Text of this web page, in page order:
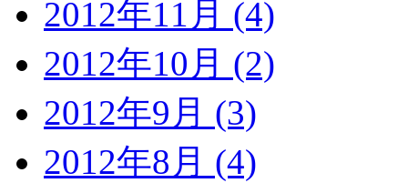
2012年11月 (4)
2012年10月 (2)
2012年9月 (3)
2012年8月 (4)